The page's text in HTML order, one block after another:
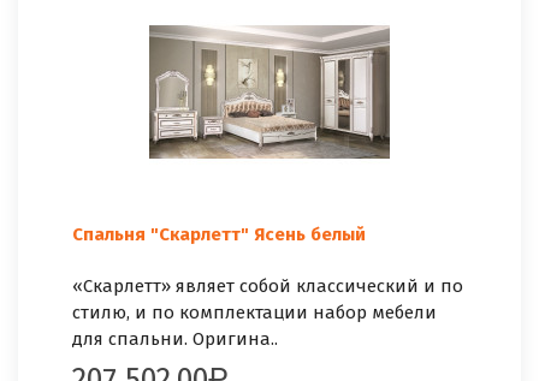
Спальня "Скарлетт" Ясень белый
«Скарлетт» являет собой классический и по
стилю, и по комплектации набор мебели
для спальни. Оригина..